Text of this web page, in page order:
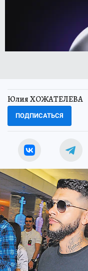
Юлия ХОЖАТЕЛЕВА
ПОДПИСАТЬСЯ